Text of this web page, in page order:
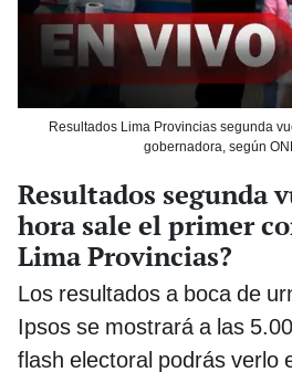
Resultados Lima Provincias segunda
gobernadora, según
Resultados segunda
hora sale el primer
Lima Provincias?
Los resultados a boca de
Ipsos se mostrará a las
flash electoral podrás verlo